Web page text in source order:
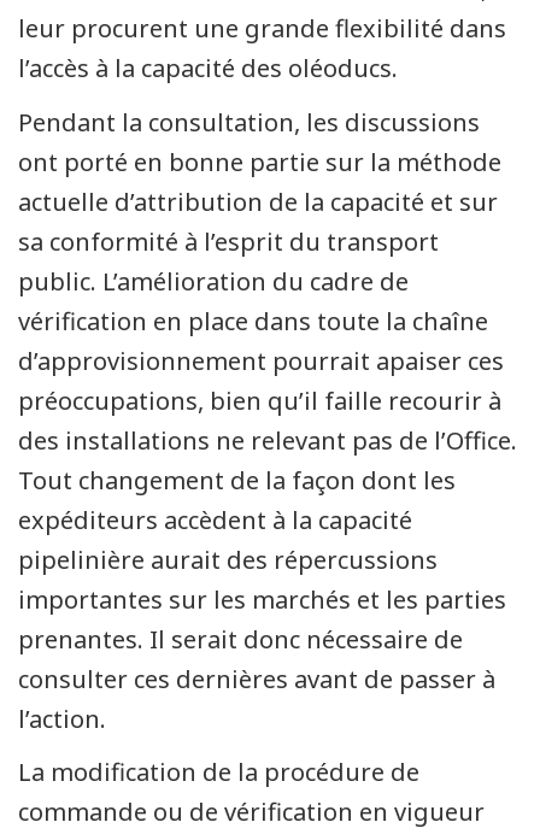
leur procurent une grande flexibilité dans
l’accès à la capacité des oléoducs.
Pendant la consultation, les discussions
ont porté en bonne partie sur la méthode
actuelle d’attribution de la capacité et sur
sa conformité à l’esprit du transport
public. L’amélioration du cadre de
vérification en place dans toute la chaîne
d’approvisionnement pourrait apaiser ces
préoccupations, bien qu’il faille recourir à
des installations ne relevant pas de l’Office.
Tout changement de la façon dont les
expéditeurs accèdent à la capacité
pipelinière aurait des répercussions
importantes sur les marchés et les parties
prenantes. Il serait donc nécessaire de
consulter ces dernières avant de passer à
l’action.
La modification de la procédure de
commande ou de vérification en vigueur